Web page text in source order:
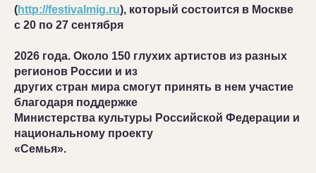
(http://festivalmig.ru), который состоится в Москве
с 20 по 27 сентября
2026 года. Около 150 глухих артистов из разных
регионов России и из
других стран мира смогут принять в нем участие
благодаря поддержке
Министерства культуры Российской Федерации и
национальному проекту
«Семья».